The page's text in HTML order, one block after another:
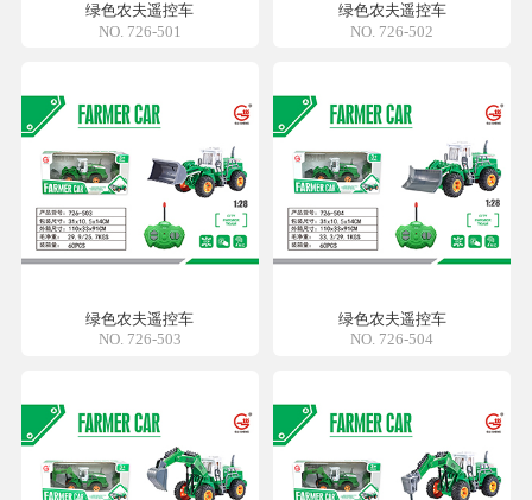
绿色农夫遥控车
NO. 726-501
绿色农夫遥控车
NO. 726-502
绿色农夫遥控车
NO. 726-503
绿色农夫遥控车
NO. 726-504